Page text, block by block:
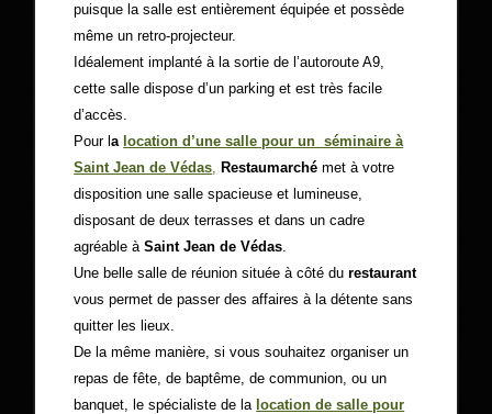
puisque la salle est entièrement équipée et possède
même un retro-projecteur.
Idéalement implanté à la sortie de l’autoroute A9,
cette salle dispose d’un parking et est très facile
d’accès.
Pour la location d’une salle pour un séminaire à
Saint Jean de Védas, Restaumarché met à votre
disposition une salle spacieuse et lumineuse,
disposant de deux terrasses et dans un cadre
agréable àSaint Jean de Védas.
Une belle salle de réunion située à côté durestaurant
vous permet de passer des affaires à la détente sans
quitter les lieux.
De la même manière, si vous souhaitez organiser un
repas de fête, de baptême, de communion, ou un
banquet, le spécialiste de la location de salle pour